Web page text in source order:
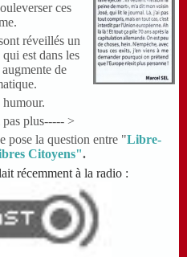
ces
réveillés un
est dans les
de
plus----- >
pose la question entre "Libre-
Citoyens".
récemment à la radio :